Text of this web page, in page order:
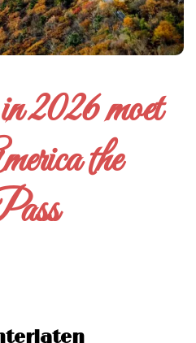
2026 moet
the